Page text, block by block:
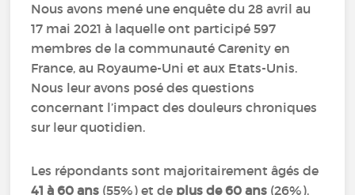
Nous avons mené une enquête du 28 avril au
17 mai 2021 à laquelle ont participé 597
membres de la communauté Carenity en
France, au Royaume-Uni et aux Etats-Unis.
Nous leur avons posé des questions
concernant l’impact des douleurs chroniques
sur leur quotidien.
Les répondants sont majoritairement âgés de
41 à 60 ans (55%) et de plus de 60 ans (26%).